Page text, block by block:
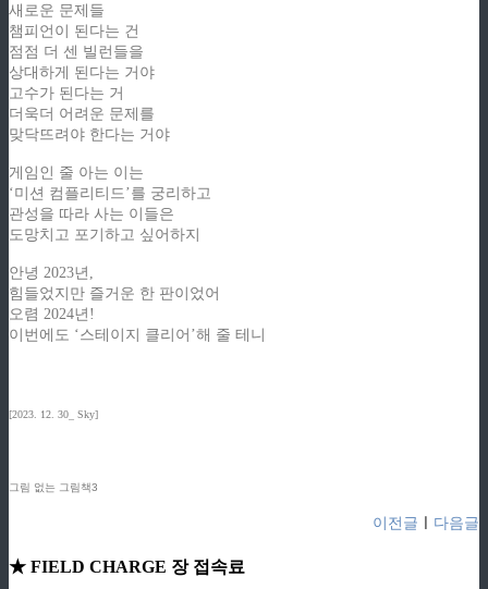
새로운 문제들
챔피언이 된다는 건
점점 더 센 빌런들을
상대하게 된다는 거야
고수가 된다는 거
더욱더 어려운 문제를
맞닥뜨려야 한다는 거야
게임인 줄 아는 이는
‘미션 컴플리티드’를 궁리하고
관성을 따라 사는 이들은
도망치고 포기하고 싶어하지
안녕 2023년,
힘들었지만 즐거운 한 판이었어
오렴 2024년!
이번에도 ‘스테이지 클리어’해 줄 테니
[2023. 12. 30_ Sky]
그림 없는 그림책3
이전글 다음글
★ FIELD CHARGE 장 접속료